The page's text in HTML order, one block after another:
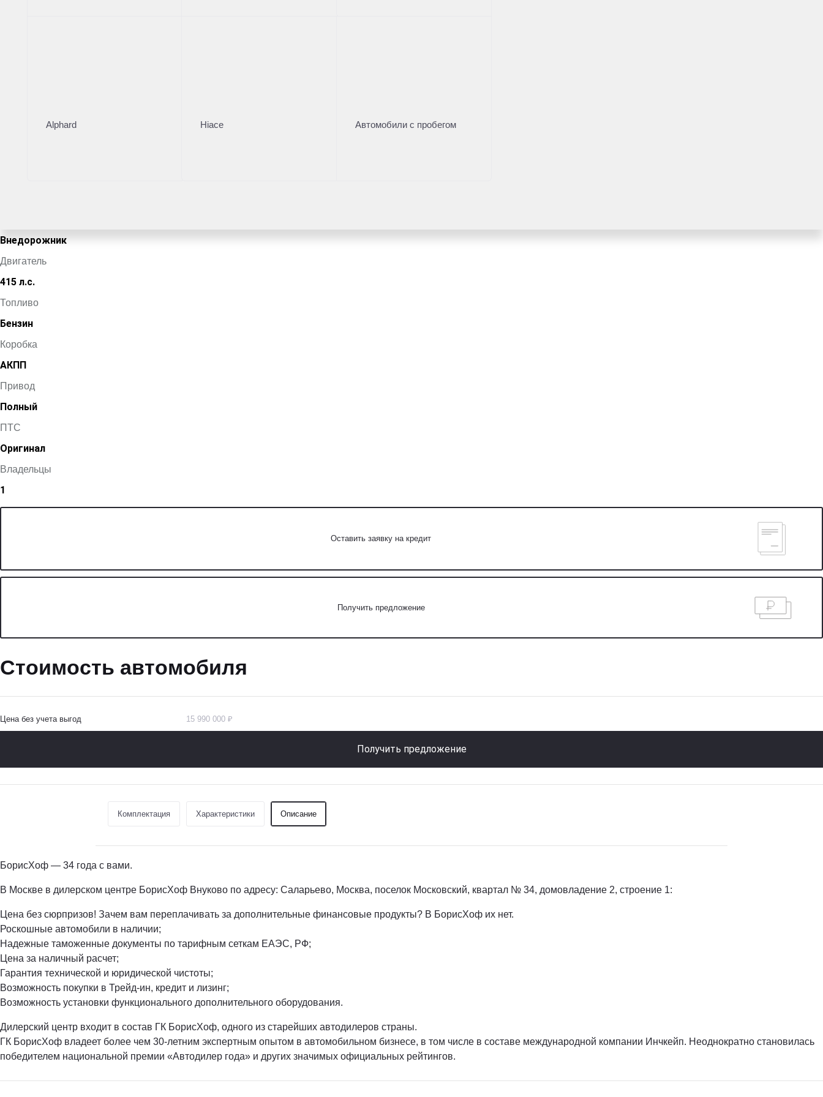
Alphard Hiace Автомобили с пробегом
Внедорожник
Двигатель
415 л.с.
Топливо
Бензин
Коробка
АКПП
Привод
Полный
ПТС
Оригинал
Владельцы
1
Оставить заявку на кредит
Получить предложение
Стоимость автомобиля
Цена без учета выгод 15 990 000 ₽
Получить предложение
Комплектация Характеристики Описание
БорисХоф — 34 года с вами.
В Москве в дилерском центре БорисХоф Внуково по адресу: Саларьево, Москва, поселок Московский, квартал № 34, домовладение 2, строение 1:
Цена без сюрпризов! Зачем вам переплачивать за дополнительные финансовые продукты? В БорисХоф их нет.
Роскошные автомобили в наличии;
Надежные таможенные документы по тарифным сеткам ЕАЭС, РФ;
Цена за наличный расчет;
Гарантия технической и юридической чистоты;
Возможность покупки в Трейд-ин, кредит и лизинг;
Возможность установки функционального дополнительного оборудования.
Дилерский центр входит в состав ГК БорисХоф, одного из старейших автодилеров страны.
ГК БорисХоф владеет более чем 30-летним экспертным опытом в автомобильном бизнесе, в том числе в составе международной компании Инчкейп. Неоднократно становилась
победителем национальной премии «Автодилер года» и других значимых официальных рейтингов.